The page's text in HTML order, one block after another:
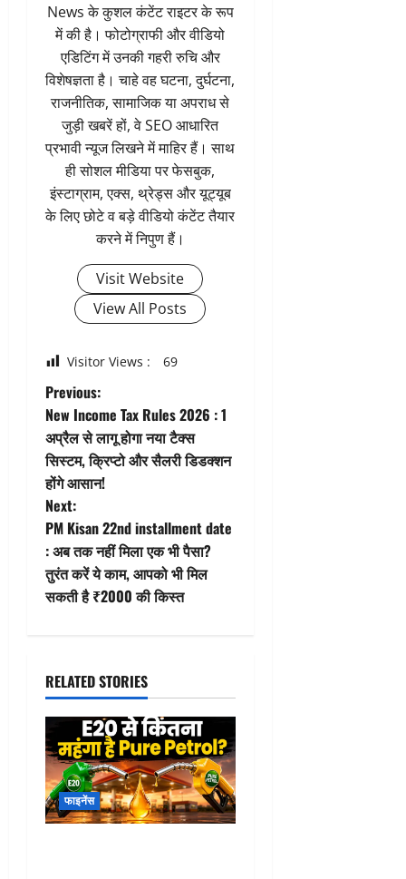
News के कुशल कंटेंट राइटर के रूप
में की है। फोटोग्राफी और वीडियो
एडिटिंग में उनकी गहरी रुचि और
विशेषज्ञता है। चाहे वह घटना, दुर्घटना,
राजनीतिक, सामाजिक या अपराध से
जुड़ी खबरें हों, वे SEO आधारित
प्रभावी न्यूज लिखने में माहिर हैं। साथ
ही सोशल मीडिया पर फेसबुक,
इंस्टाग्राम, एक्स, थ्रेड्स और यूट्यूब
के लिए छोटे व बड़े वीडियो कंटेंट तैयार
करने में निपुण हैं।
Visit Website
View All Posts
Visitor Views : 69
P
o
s
t
n
a
i
g
a
t
i
Previous:
New Income Tax Rules 2026 : 1
अप्रैल से लागू होगा नया टैक्स
सिस्टम, क्रिप्टो और सैलरी डिडक्शन
होंगे आसान!
Next:
PM Kisan 22nd installment date
: अब तक नहीं मिला एक भी पैसा?
तुरंत करें ये काम, आपको भी मिल
सकती है ₹2000 की किस्त
RELATED STORIES
फाइनेंस